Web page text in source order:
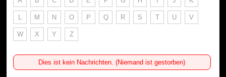
L M N O P Q R S T U V
W X Y Z
Dies ist kein Nachrichten. (Niemand ist gestorben)